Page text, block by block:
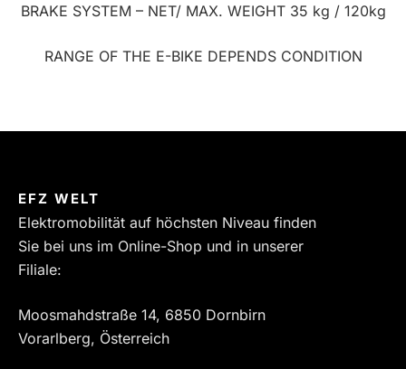
BRAKE SYSTEM – NET/ MAX. WEIGHT 35 kg / 120kg
RANGE OF THE E-BIKE DEPENDS CONDITION
EFZ WELT
Elektromobilität auf höchsten Niveau finden
Sie bei uns im Online-Shop und in unserer
Filiale:
Moosmahdstraße 14, 6850 Dornbirn
Vorarlberg, Österreich